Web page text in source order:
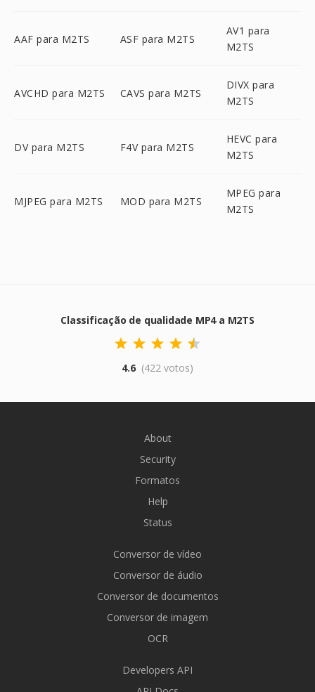
AAF para M2TS ASF para M2TS
AV1 para
M2TS
AVCHD para M2TS CAVS para M2TS
DIVX para
M2TS
DV para M2TS F4V para M2TS
HEVC para
M2TS
MJPEG para M2TS MOD para M2TS
MPEG para
M2TS
Classificação de qualidade MP4 a M2TS
4.6 (422 votos)
About
Security
Formatos
Help
Status
Conversor de vídeo
Conversor de áudio
Conversor de documentos
Conversor de imagem
OCR
Developers API